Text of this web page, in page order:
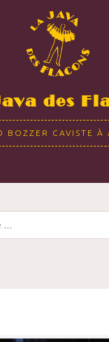
des
BOZZER CAVISTE À